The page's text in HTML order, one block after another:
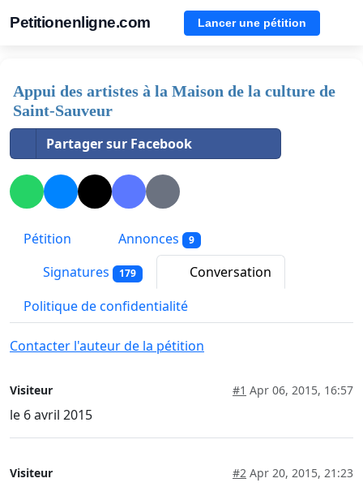
Petitionenligne.com Lancer une pétition
Appui des artistes à la Maison de la culture de
Saint-Sauveur
Partager sur Facebook
Pétition Annonces 9
Signatures 179
Conversation
Politique de confidentialité
Contacter l'auteur de la pétition
Visiteur #1 Apr 06, 2015, 16:57
le 6 avril 2015
Visiteur #2 Apr 20, 2015, 21:23